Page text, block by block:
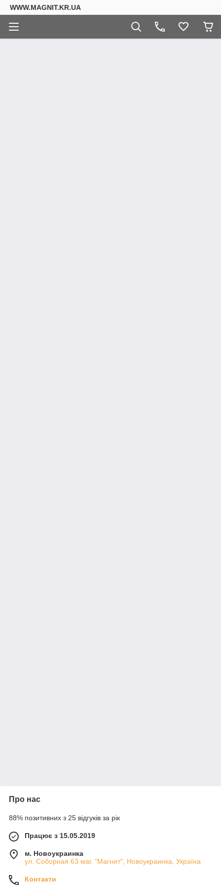
WWW.MAGNIT.KR.UA
Про нас
88% позитивних з 25 відгуків за рік
Працює з 15.05.2019
м. Новоукраинка
ул. Соборная 63 маг. "Магнит", Новоукраинка, Україна
Контакти